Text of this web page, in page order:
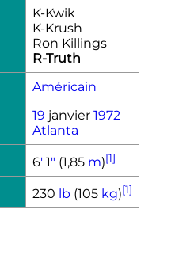
K-Kwik
K-Krush
Ron Killings
R-Truth
Américain
19 janvier 1972
Atlanta
6′1″ (1,85 m)[1]
230 lb (105 kg)[1]